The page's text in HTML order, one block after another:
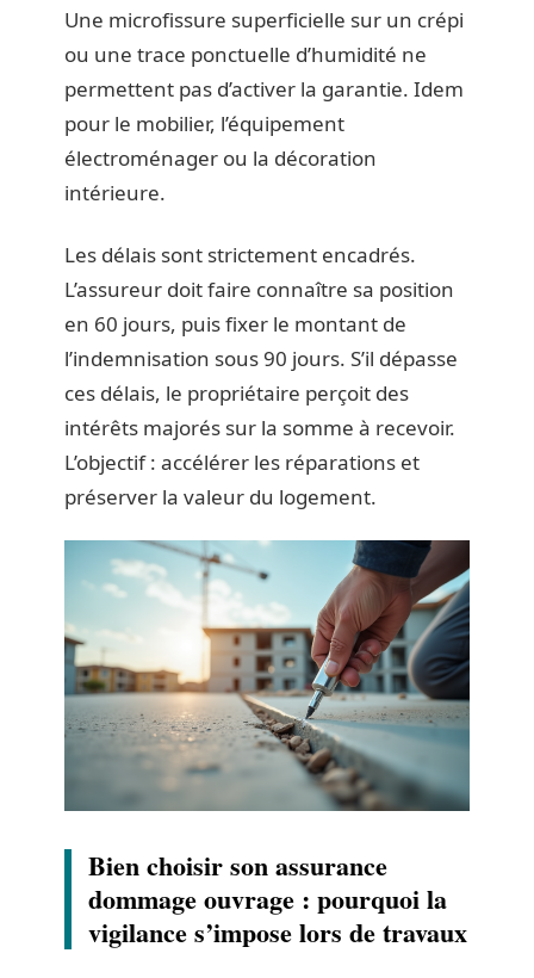
Une microfissure superficielle sur un crépi
ou une trace ponctuelle d’humidité ne
permettent pas d’activer la garantie. Idem
pour le mobilier, l’équipement
électroménager ou la décoration
intérieure.
Les délais sont strictement encadrés.
L’assureur doit faire connaître sa position
en 60 jours, puis fixer le montant de
l’indemnisation sous 90 jours. S’il dépasse
ces délais, le propriétaire perçoit des
intérêts majorés sur la somme à recevoir.
L’objectif : accélérer les réparations et
préserver la valeur du logement.
Bien choisir son assurance
dommage ouvrage : pourquoi la
vigilance s’impose lors de travaux